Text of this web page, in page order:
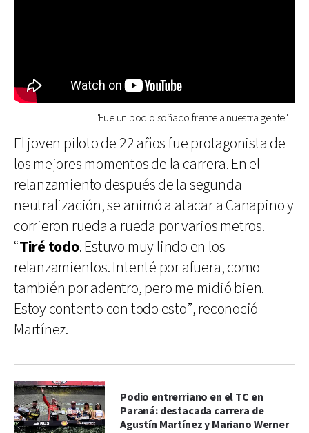
"Fue un podio soñado frente a nuestra gente"
El joven piloto de 22 años fue protagonista de
los mejores momentos de la carrera. En el
relanzamiento después de la segunda
neutralización, se animó a atacar a Canapino y
corrieron rueda a rueda por varios metros.
“Tiré todo. Estuvo muy lindo en los
relanzamientos. Intenté por afuera, como
también por adentro, pero me midió bien.
Estoy contento con todo esto”, reconoció
Martínez.
Podio entrerriano en el TC en
Paraná: destacada carrera de
Agustín Martínez y Mariano Werner